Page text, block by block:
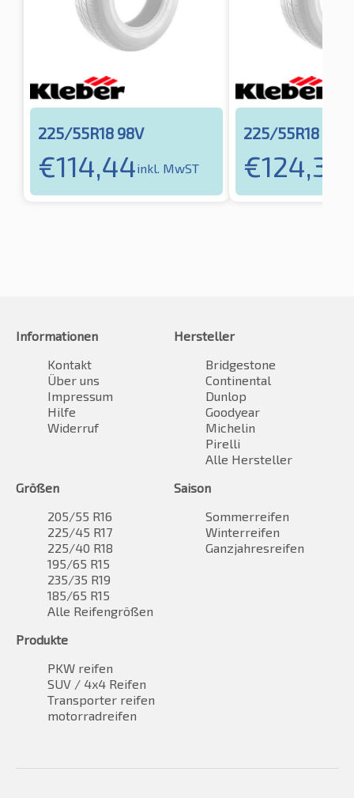
225/55R18 98V
€114,44inkl. MwST
225/55R18
€124,39
Informationen
Kontakt
Über uns
Impressum
Hilfe
Widerruf
Hersteller
Bridgestone
Continental
Dunlop
Goodyear
Michelin
Pirelli
Alle Hersteller
Größen
205/55 R16
225/45 R17
225/40 R18
195/65 R15
235/35 R19
185/65 R15
Alle Reifengrößen
Saison
Sommerreifen
Winterreifen
Ganzjahresreifen
Produkte
PKW reifen
SUV / 4x4 Reifen
Transporter reifen
motorradreifen